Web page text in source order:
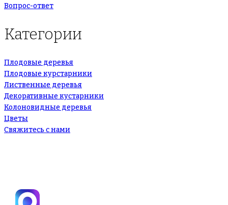
Вопрос-ответ
Категории
Плодовые деревья
Плодовые курстарники
Лиственные деревья
Декоративные кустарники
Колоновидные деревья
Цветы
Свяжитесь с нами